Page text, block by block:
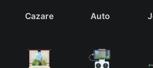
Cazare Auto